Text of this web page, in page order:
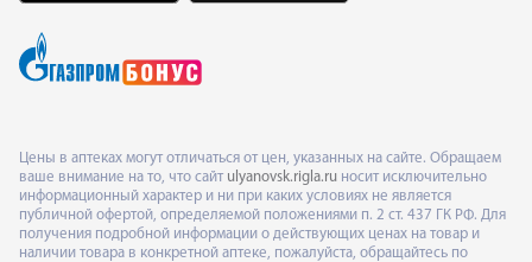
Цены в аптеках могут отличаться от цен, указанных на сайте. Обращаем
ваше внимание на то, что сайт ulyanovsk.rigla.ru носит исключительно
информационный характер и ни при каких условиях не является
публичной офертой, определяемой положениями п. 2 ст. 437 ГК РФ. Для
получения подробной информации о действующих ценах на товар и
наличии товара в конкретной аптеке, пожалуйста, обращайтесь по